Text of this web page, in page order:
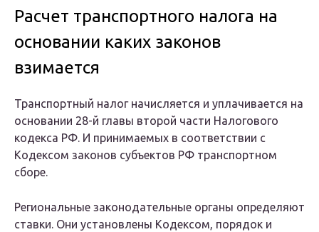
Расчет транспортного налога на
основании каких законов
взимается
Транспортный налог начисляется и уплачивается на
основании 28-й главы второй части Налогового
кодекса РФ. И принимаемых в соответствии с
Кодексом законов субъектов РФ транспортном
сборе.
Региональные законодательные органы определяют
ставки. Они установлены Кодексом, порядок и